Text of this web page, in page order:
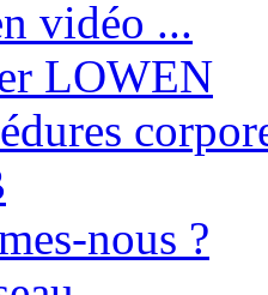
vidéo ...
LOWEN
nous ?